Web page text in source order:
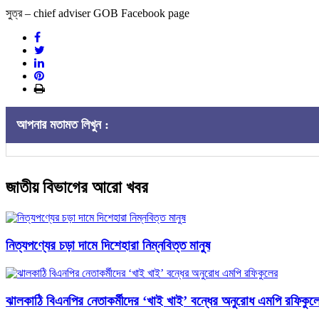
সুত্র – chief adviser GOB Facebook page
আপনার মতামত লিখুন :
জাতীয় বিভাগের আরো খবর
নিত্যপণ্যের চড়া দামে দিশেহারা নিম্নবিত্ত মানুষ
ঝালকাঠি বিএনপির নেতাকর্মীদের ‘খাই খাই’ বন্ধের অনুরোধ এমপি